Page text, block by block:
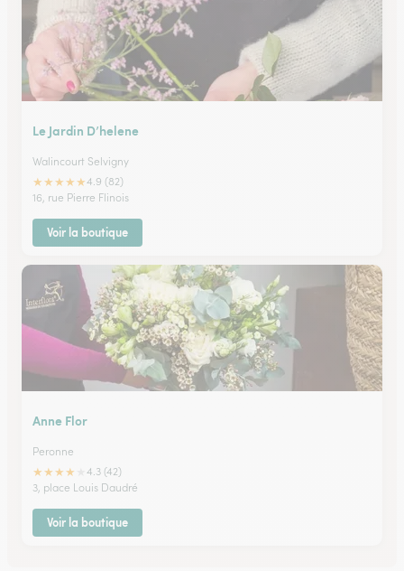
Le Jardin D’helene
Walincourt Selvigny
★★★★★4.9 (82)
16, rue Pierre Flinois
Voir la boutique
Anne Flor
Peronne
★★★★
4.3 (42)
3, place Louis Daudré
Voir la boutique